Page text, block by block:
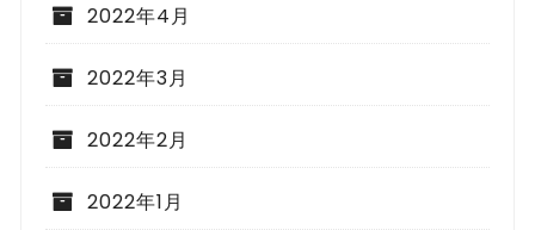
2022年4月
2022年3月
2022年2月
2022年1月